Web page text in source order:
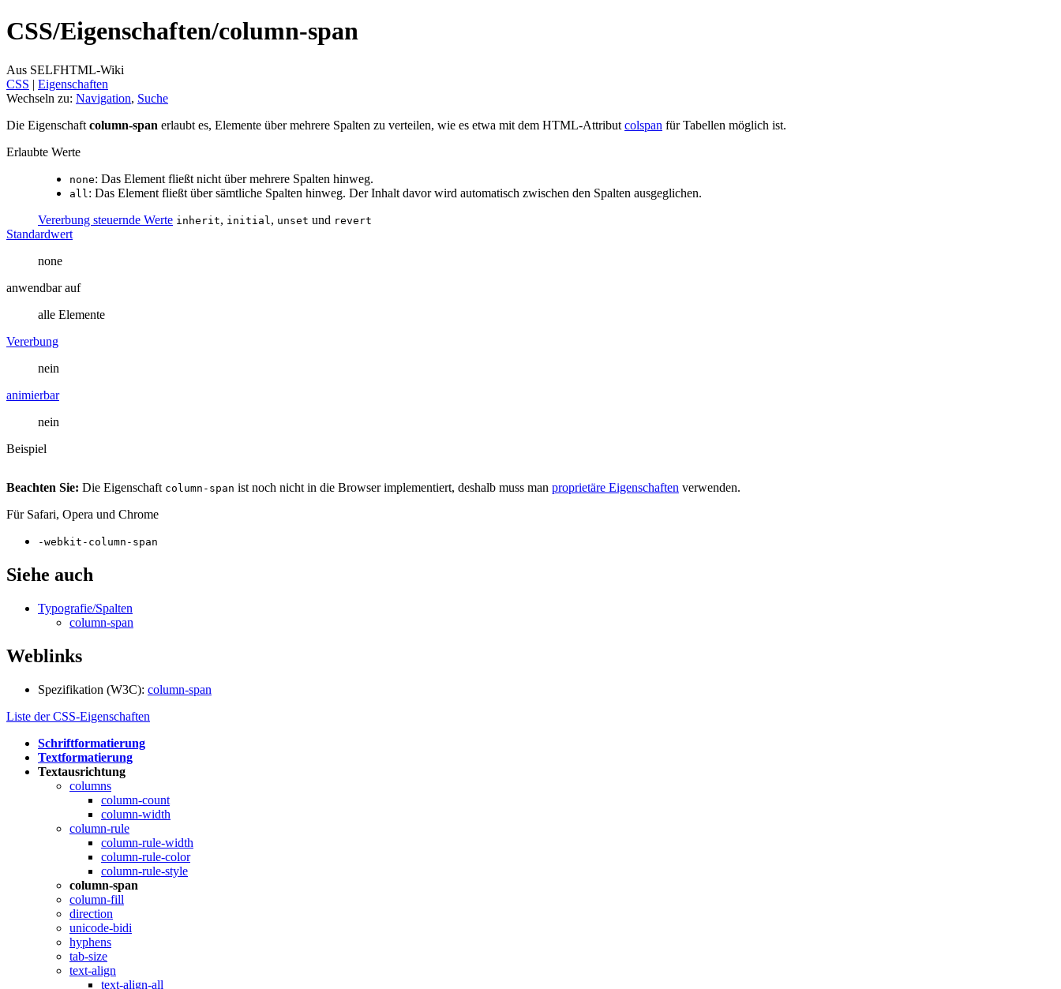
CSS/Eigenschaften/column-span
Aus SELFHTML-Wiki
CSS ‎ | Eigenschaften
Wechseln zu: Navigation, Suche
Die Eigenschaft column-span erlaubt es, Elemente über mehrere Spalten zu verteilen, wie es etwa mit dem HTML-Attribut colspan für Tabellen möglich ist.
Erlaubte Werte
none: Das Element fließt nicht über mehrere Spalten hinweg.
all : Das Element fließt über sämtliche Spalten hinweg. Der Inhalt davor wird automatisch zwischen den Spalten ausgeglichen.
Vererbung steuernde Werte inherit, initial , unset und revert
Standardwert
none
anwendbar auf
alle Elemente
Vererbung
nein
animierbar
nein
Beispiel
Beachten Sie: Die Eigenschaft column-span ist noch nicht in die Browser implementiert, deshalb muss man proprietäre Eigenschaften verwenden.
Für Safari, Opera und Chrome
-webkit-column-span
Siehe auch
Typografie/Spalten
column-span
Weblinks
Spezifikation (W3C): column-span
Liste der CSS-Eigenschaften
Schriftformatierung
Textformatierung
Textausrichtung
columns
column-count
column-width
column-rule
column-rule-width
column-rule-color
column-rule-style
column-span
column-fill
direction
unicode-bidi
hyphens
tab-size
text-align
text-align-all